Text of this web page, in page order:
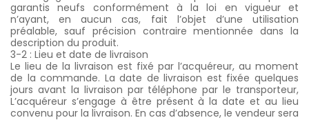
garantis neufs conformément à la loi en vigueur et
n’ayant, en aucun cas, fait l’objet d’une utilisation
préalable, sauf précision contraire mentionnée dans la
description du produit.
3-2 : Lieu et date de livraison
Le lieu de la livraison est fixé par l’acquéreur, au moment
de la commande. La date de livraison est fixée quelques
jours avant la livraison par téléphone par le transporteur,
L’acquéreur s’engage à être présent à la date et au lieu
convenu pour la livraison. En cas d’absence, le vendeur sera